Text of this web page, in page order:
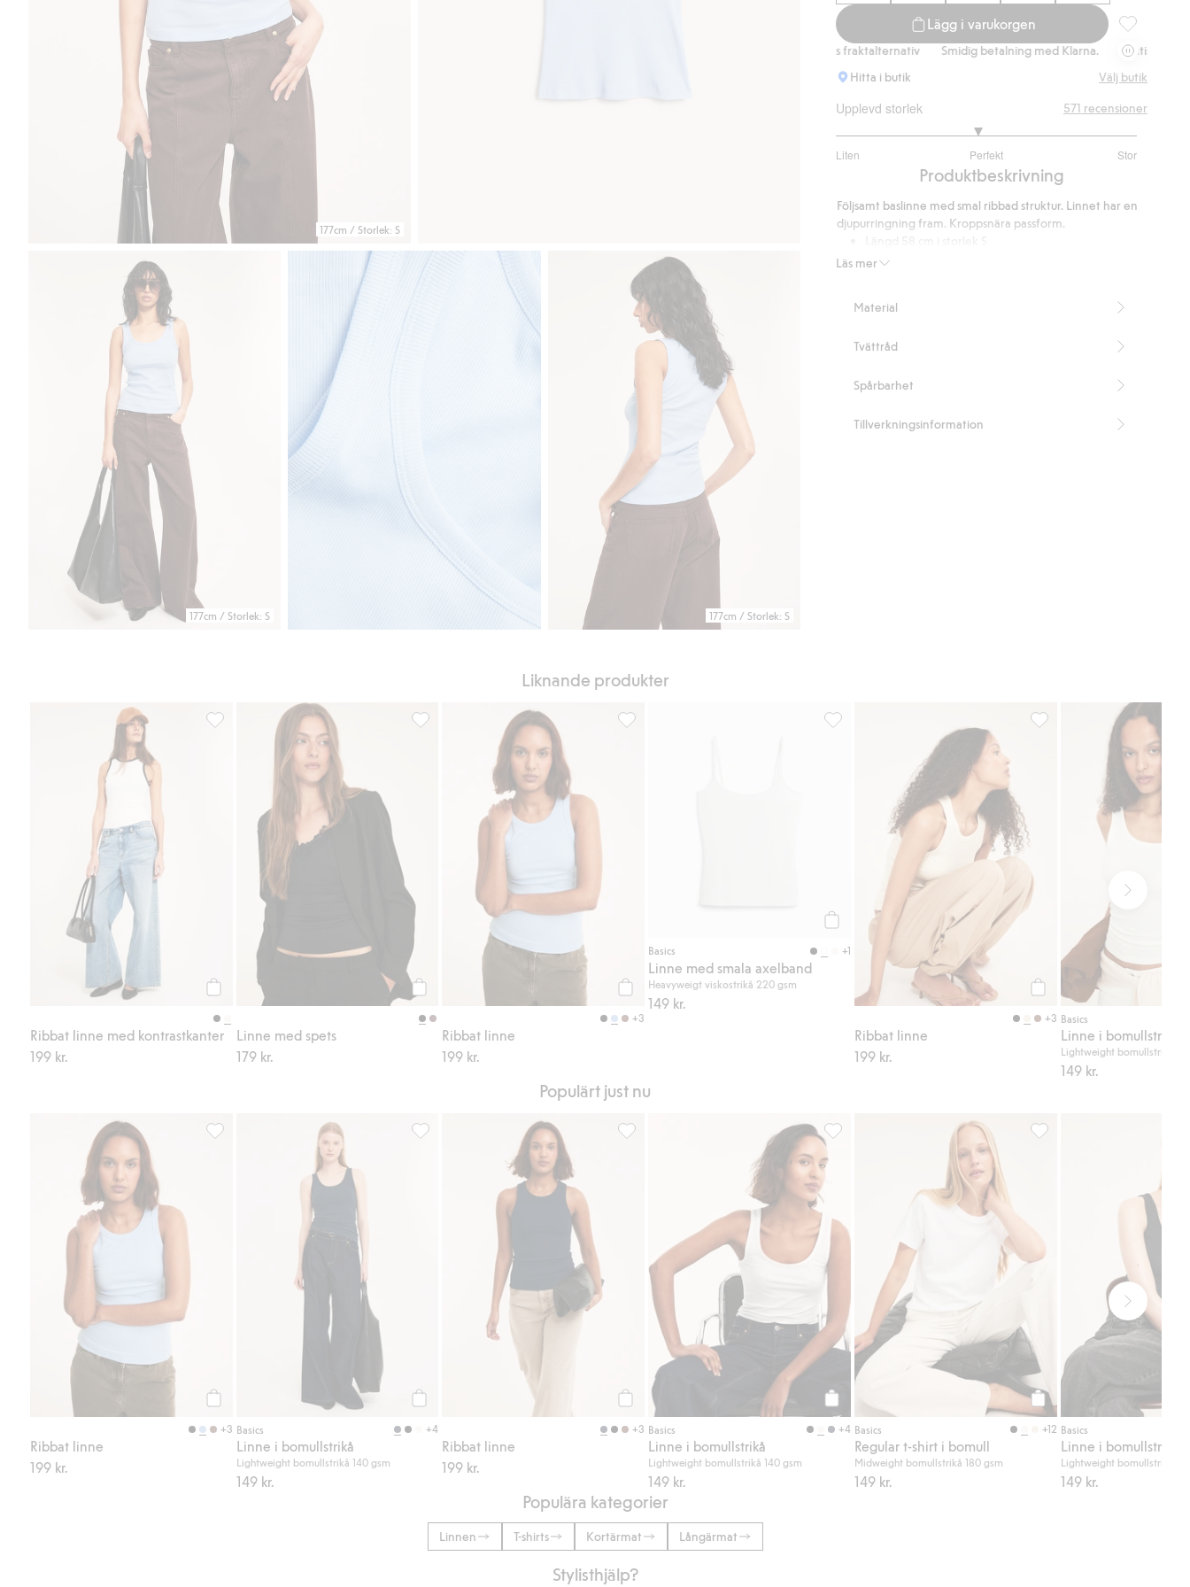
177cm / Storlek: S
177cm / Storlek: S 177cm / Storlek: S
Lägg i varukorgen
Ribbat
Gratis fraktalternativ Smidig betalning med Klarna.
Gratis fraktalternativ
Hitta i butik
Välj butik
Upplevd storlek
Liten Perfekt Stor
utav
444
betyg
571 recensioner
Produktbeskrivning
Läs mer
Följsamt baslinne med smal ribbad struktur. Linnet har en
djupurringning fram. Kroppsnära passform.
Innehåller 95% organic in-conversion bomull
Material
Tvättråd
Spårbarhet
Tillverkningsinformation
Liknande produkter
Ribbat linne med kontrastkanter
199 kr.
Ribbat linne med kontrastkanter, Lägg till i favoriter
Köp
Linne med spets
179 kr.
Linne med spets, Lägg till i favoriter
+3
Ribbat linne
199 kr.
Basics +1
Linne med smala axelband
Heavyweigt viskostrikå 220 gsm
149 kr.
Linne med smala axelband, Lägg till i favoriter
+3
Ribbat linne
199 kr.
Ribbat linne, Lägg till i
Basics
Linne i bomullstrikå
Lightweight bomullstrikå
149 kr.
Populärt just nu
+3
Ribbat linne
199 kr.
Ribbat linne, Lägg till i favoriter
Basics +4
Linne i bomullstrikå
Lightweight bomullstrikå 140 gsm
149 kr.
Linne i bomullstrikå, Lägg till i favoriter
+3
Ribbat linne
199 kr.
Ribbat linne, Lägg till i favoriter
Köp
Basics +4
Linne i bomullstrikå
Lightweight bomullstrikå 140 gsm
149 kr.
Linne i bomullstrikå, Lägg till i favoriter
Köp
Basics +12
Regular t-shirt i bomull
Midweight bomullstrikå 180 gsm
149 kr.
Basics
Linne i bomullstrikå
Lightweight bomullstrikå
149 kr.
Populära kategorier
Linnen T-shirts Kortärmat Långärmat
Stylisthjälp?